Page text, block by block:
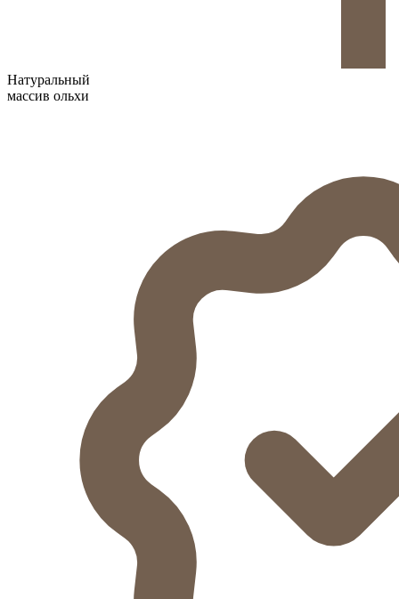
Натуральный
массив ольхи